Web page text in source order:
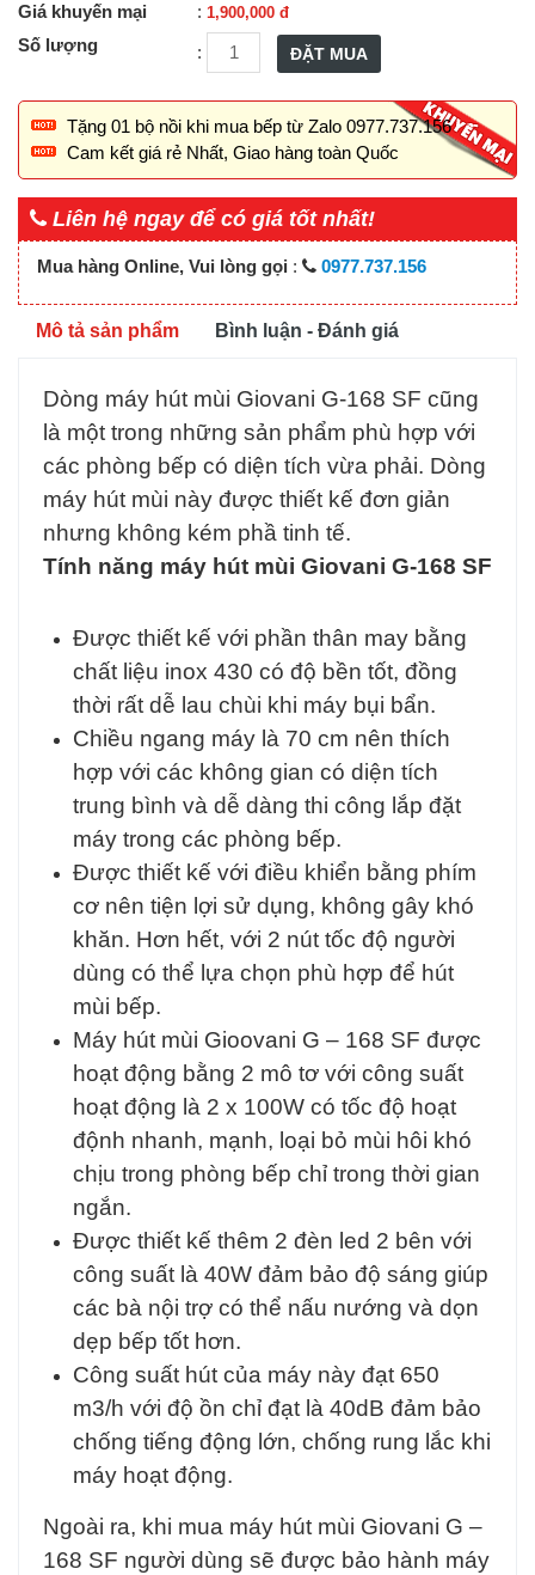
Giá khuyến mại : 1,900,000 đ
Số lượng : ĐẶT MUA
Tặng 01 bộ nồi khi mua bếp từ Zalo 0977.737.156
Cam kết giá rẻ Nhất, Giao hàng toàn Quốc
Liên hệ ngay để có giá tốt nhất!
Mua hàng Online, Vui lòng gọi : 0977.737.156
Mô tả sản phẩm Bình luận - Đánh giá
Dòng máy hút mùi Giovani G-168 SF cũng
là một trong những sản phẩm phù hợp với
các phòng bếp có diện tích vừa phải. Dòng
máy hút mùi này được thiết kế đơn giản
nhưng không kém phầ tinh tế.
Tính năng máy hút mùi Giovani G-168 SF
Được thiết kế với phần thân may bằng
chất liệu inox 430 có độ bền tốt, đồng
thời rất dễ lau chùi khi máy bụi bẩn.
Chiều ngang máy là 70 cm nên thích
hợp với các không gian có diện tích
trung bình và dễ dàng thi công lắp đặt
máy trong các phòng bếp.
Được thiết kế với điều khiển bằng phím
cơ nên tiện lợi sử dụng, không gây khó
khăn. Hơn hết, với 2 nút tốc độ người
dùng có thể lựa chọn phù hợp để hút
mùi bếp.
Máy hút mùi Gioovani G – 168 SF được
hoạt động bằng 2 mô tơ với công suất
hoạt động là 2 x 100W có tốc độ hoạt
độnh nhanh, mạnh, loại bỏ mùi hôi khó
chịu trong phòng bếp chỉ trong thời gian
ngắn.
Được thiết kế thêm 2 đèn led 2 bên với
công suất là 40W đảm bảo độ sáng giúp
các bà nội trợ có thể nấu nướng và dọn
dẹp bếp tốt hơn.
Công suất hút của máy này đạt 650
m3/h với độ ồn chỉ đạt là 40dB đảm bảo
chống tiếng động lớn, chống rung lắc khi
máy hoạt động.
Ngoài ra, khi mua máy hút mùi Giovani G –
168 SF người dùng sẽ được bảo hành máy